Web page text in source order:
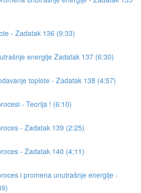
- Zadatak 136 (9:33)
energije Zadatak 137 (6:30)
toplote - Zadatak 138 (4:57)
- Teorija ! (6:10)
- Zadatak 139 (2:25)
- Zadatak 140 (4:11)
i promena unutrašnje energije -